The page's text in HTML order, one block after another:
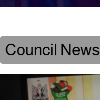
Council News